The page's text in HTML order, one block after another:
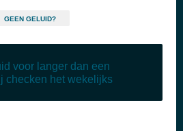
GEEN GELUID?
voor langer dan een
checken het wekelijks